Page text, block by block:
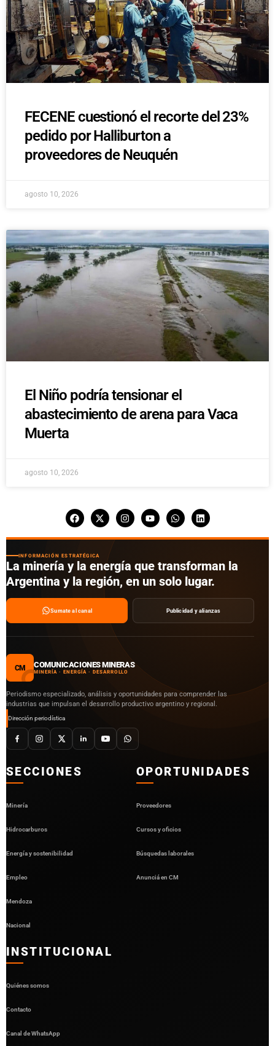
FECENE cuestionó el recorte del 23%
pedido por Halliburton a
proveedores de Neuquén
agosto 10, 2026
El Niño podría tensionar el
abastecimiento de arena para Vaca
Muerta
agosto 10, 2026
INFORMACIÓN ESTRATÉGICA
La minería y la energía que transforman la
Argentina y la región, en un solo lugar.
Sumate al canal Publicidad y alianzas
CM COMUNICACIONES MINERAS
MINERÍA · ENERGÍA · DESARROLLO
Periodismo especializado, análisis y oportunidades para comprender las
industrias que impulsan el desarrollo productivo argentino y regional.
Dirección periodística
SECCIONES
Minería
Hidrocarburos
Energía y sostenibilidad
Empleo
Mendoza
Nacional
OPORTUNIDADES
Proveedores
Cursos y oficios
Búsquedas laborales
Anunciá en CM
INSTITUCIONAL
Quiénes somos
Contacto
Canal de WhatsApp